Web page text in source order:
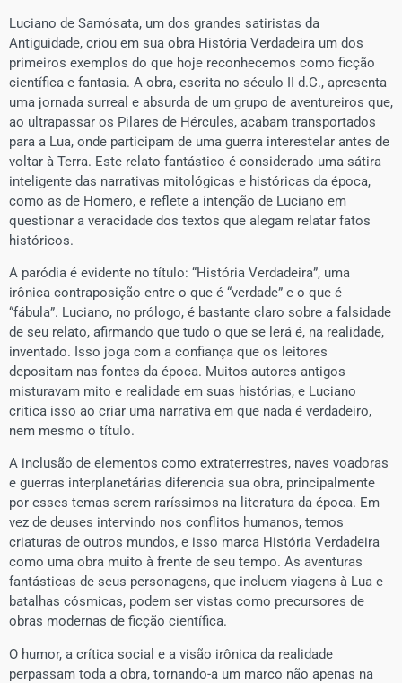
Luciano de Samósata, um dos grandes satiristas da
Antiguidade, criou em sua obra História Verdadeira um dos
primeiros exemplos do que hoje reconhecemos como ficção
científica e fantasia. A obra, escrita no século II d.C., apresenta
uma jornada surreal e absurda de um grupo de aventureiros que,
ao ultrapassar os Pilares de Hércules, acabam transportados
para a Lua, onde participam de uma guerra interestelar antes de
voltar à Terra. Este relato fantástico é considerado uma sátira
inteligente das narrativas mitológicas e históricas da época,
como as de Homero, e reflete a intenção de Luciano em
questionar a veracidade dos textos que alegam relatar fatos
históricos.
A paródia é evidente no título: “História Verdadeira”, uma
irônica contraposição entre o que é “verdade” e o que é
“fábula”. Luciano, no prólogo, é bastante claro sobre a falsidade
de seu relato, afirmando que tudo o que se lerá é, na realidade,
inventado. Isso joga com a confiança que os leitores
depositam nas fontes da época. Muitos autores antigos
misturavam mito e realidade em suas histórias, e Luciano
critica isso ao criar uma narrativa em que nada é verdadeiro,
nem mesmo o título.
A inclusão de elementos como extraterrestres, naves voadoras
e guerras interplanetárias diferencia sua obra, principalmente
por esses temas serem raríssimos na literatura da época. Em
vez de deuses intervindo nos conflitos humanos, temos
criaturas de outros mundos, e isso marca História Verdadeira
como uma obra muito à frente de seu tempo. As aventuras
fantásticas de seus personagens, que incluem viagens à Lua e
batalhas cósmicas, podem ser vistas como precursores de
obras modernas de ficção científica.
O humor, a crítica social e a visão irônica da realidade
perpassam toda a obra, tornando-a um marco não apenas na